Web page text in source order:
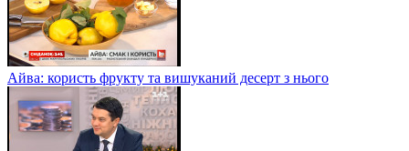
Айва: користь фрукту та вишуканий десерт з нього